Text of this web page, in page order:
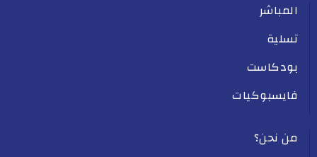
المباشر
تسلية
بودكاست
فايسبوكيات
من نحن؟